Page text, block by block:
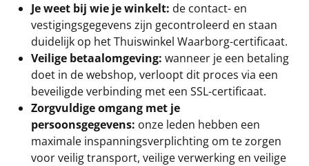
Slowcooker POPULAIR
Noodradio NIEUW
Deken (fleece plaid)
Alle artikelen
Overige
Je weet bij wie je winkelt: de contact- en
vestigingsgegevens zijn gecontroleerd en staan
duidelijk op het Thuiswinkel Waarborg-certificaat.
Veilige betaalomgeving: wanneer je een betaling
doet in de webshop, verloopt dit proces via een
beveiligde verbinding met een SSL-certificaat.
Zorgvuldige omgang met je
persoonsgegevens: onze leden hebben een
maximale inspanningsverplichting om te zorgen
voor veilig transport, veilige verwerking en veilige